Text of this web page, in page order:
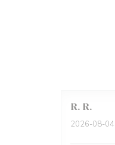
R. R
2026-08-04